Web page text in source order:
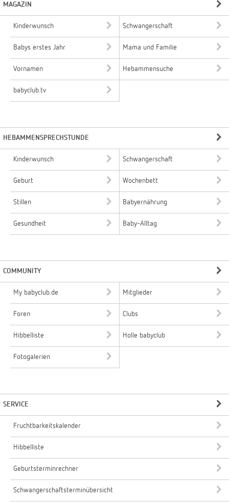
MAGAZIN
Kinderwunsch Schwangerschaft
Babys erstes Jahr Mama und Familie
Vornamen Hebammensuche
babyclub.tv
HEBAMMENSPRECHSTUNDE
Kinderwunsch Schwangerschaft
Geburt Wochenbett
Stillen Babyernährung
Gesundheit Baby-Alltag
COMMUNITY
My babyclub.de Mitglieder
Foren Clubs
Hibbelliste Holle babyclub
Fotogalerien
SERVICE
Fruchtbarkeitskalender
Hibbelliste
Geburtsterminrechner
Schwangerschaftsterminübersicht